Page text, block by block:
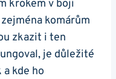
krokem v boji
komárům
zkazit i ten
je důležité
kde ho